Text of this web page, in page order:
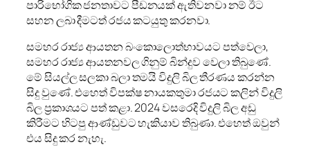
පාරිභෝගික ජනතාවට පීඩනයක් ඇතිවනවා නම් ඊට
සහන ලබා දීමටත් රජය කටයුතු කරනවා.
සමහර රාජ්‍ය ආයතන බංකොලොත්භාවයට පත්වෙලා,
සමහර රාජ්‍ය ආයතනවල ගිනුම් බින්දුව වෙලා තිබුණේ.
මේ සියල්ල සලකා බලා තමයි විදුලි බිල තීරණය කරන්න
සිදු වුණේ. එහෙත් විපක්ෂ නායකතුමා රජයට කලින් විදුලි
බිල ප්‍රකාශයට පත් කළා. 2024 වසරෙදි විදුලි බිල අඩු
කිරීමට හිටපු ආණ්ඩුවට හැකියාව තිබුණා. එහෙත් ඔවුන්
එය සිදු කර නැහැ.